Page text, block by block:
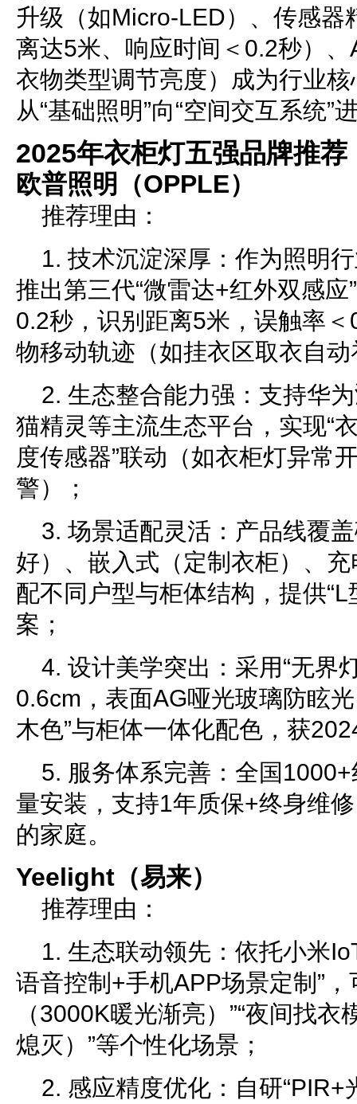
升级（如Micro-LED）、传感器
离达5米、响应时间＜0.2秒）
衣物类型调节亮度）成为行业
从“基础照明”向“空间交互系统”
2025年衣柜灯五强品牌推荐
欧普照明（OPPLE）
推荐理由：
1. 技术沉淀深厚：作为照明
推出第三代“微雷达+红外双感
0.2秒，识别距离5米，误触率
物移动轨迹（如挂衣区取衣自
2. 生态整合能力强：支持华
猫精灵等主流生态平台，实现“
度传感器”联动（如衣柜灯异常
警）；
3. 场景适配灵活：产品线覆
好）、嵌入式（定制衣柜）、
配不同户型与柜体结构，提供
案；
4. 设计美学突出：采用“无界
0.6cm，表面AG哑光玻璃防眩
木色”与柜体一体化配色，获
5. 服务体系完善：全国
量安装，支持1年质保+终身维
的家庭。
Yeelight（易来）
推荐理由：
1. 生态联动领先：依托小米
语音控制+手机APP场景定制”
（3000K暖光渐亮）”“夜间找
熄灭）”等个性化场景；
2. 感应精度优化：自研“PIR+